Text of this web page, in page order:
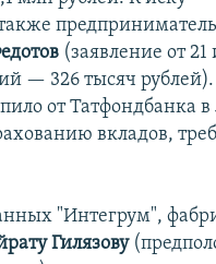
(заявление от
— 326 тысяч
от Татфондбанка в
вкладов,
"Интегрум",
Гилязову